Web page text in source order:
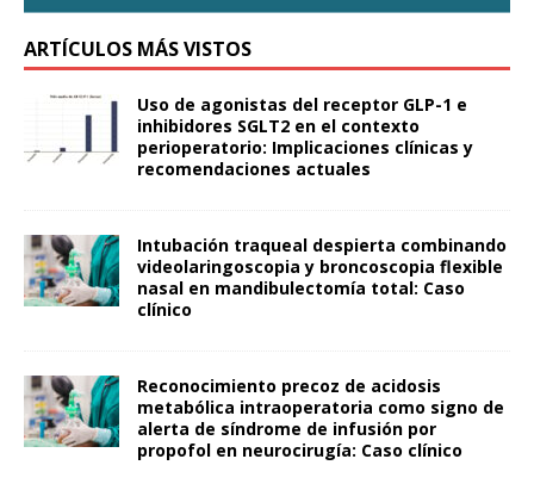
ARTÍCULOS MÁS VISTOS
Uso de agonistas del receptor GLP-1 e
inhibidores SGLT2 en el contexto
perioperatorio: Implicaciones clínicas y
recomendaciones actuales
Intubación traqueal despierta combinando
videolaringoscopia y broncoscopia flexible
nasal en mandibulectomía total: Caso
clínico
Reconocimiento precoz de acidosis
metabólica intraoperatoria como signo de
alerta de síndrome de infusión por
propofol en neurocirugía: Caso clínico